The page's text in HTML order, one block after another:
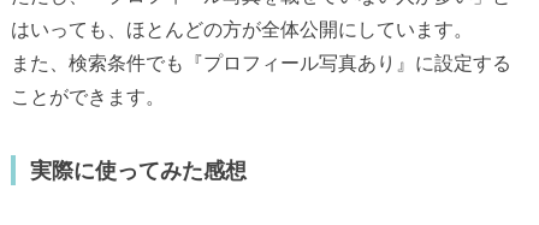
はいっても、ほとんどの方が全体公開にしています。
また、検索条件でも『プロフィール写真あり』に設定する
ことができます。
実際に使ってみた感想